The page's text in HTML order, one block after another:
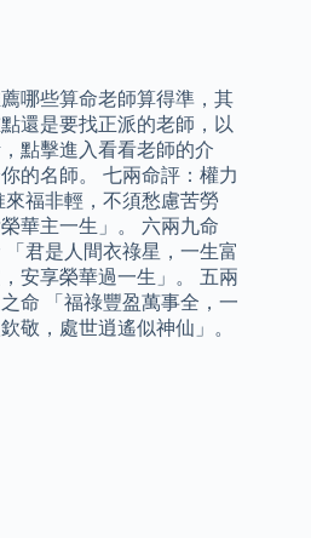
哪些算命老師算得準，其
還是要找正派的老師，以
點擊進入看看老師的介
的名師。 七兩命評：權力
福非輕，不須愁慮苦勞
華主一生」。 六兩九命
君是人間衣祿星，一生富
安享榮華過一生」。 五兩
命 「福祿豐盈萬事全，一
敬，處世逍遙似神仙」。